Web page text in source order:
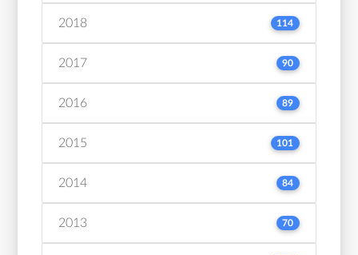
2018 114
2017 90
2016 89
2015 101
2014 84
2013 70